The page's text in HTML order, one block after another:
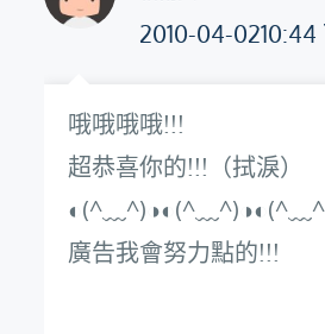
2010-04-0210:44
哦哦哦哦!!!
超恭喜你的!!!（拭淚）
廣告我會努力點的!!!